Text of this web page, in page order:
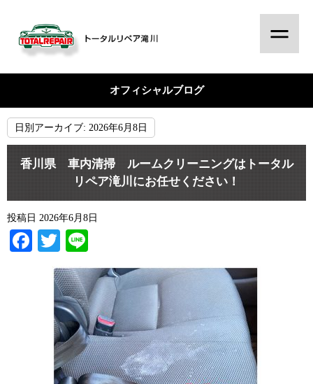
オフィシャルブログ
日別アーカイブ: 2026年6月8日
香川県 車内清掃 ルームクリーニングはトータル
リペア滝川にお任せください！
投稿日 2026年6月8日
Facebook
Twitter